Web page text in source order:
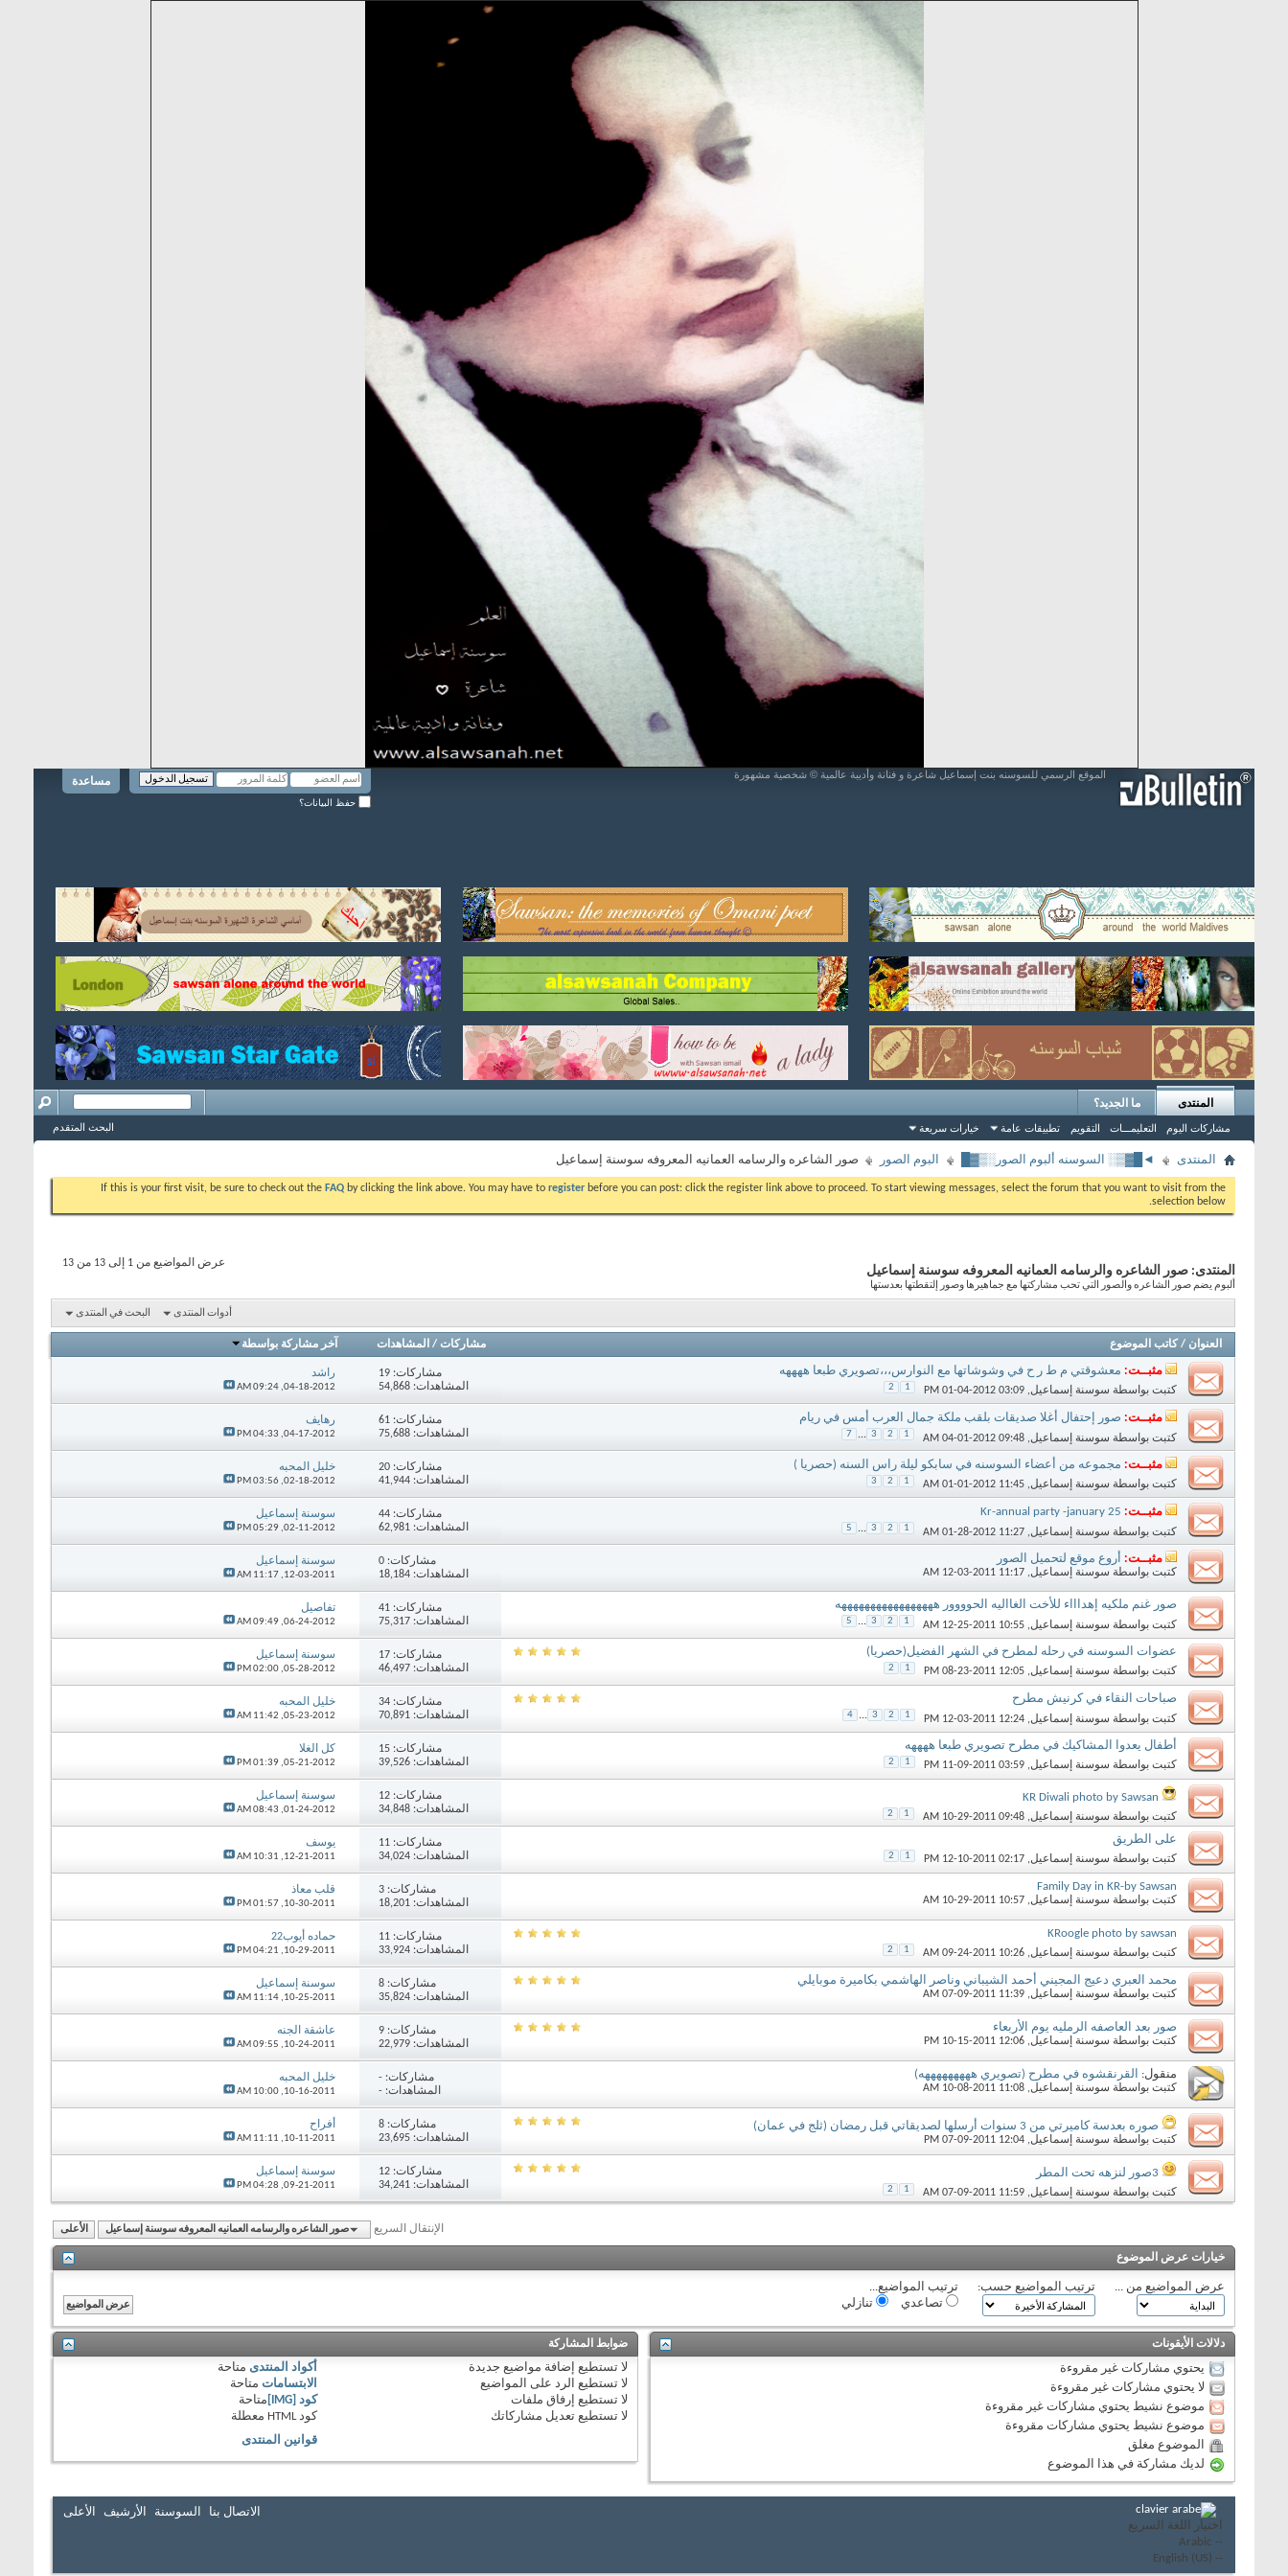
مساعدة
حفظ البيانات؟
الموقع الرسمي للسوسنه بنت إسماعيل شاعرة و فنانة وأديبة عالمية © شخصية مشهورة
المنتدى
مشاركات اليوم التعليمـــات التقويم تطبيقات عامة خيارات سريعة
ما الجديد؟
البحث المتقدم
المنتدى ◄█▓▒░ السوسنه ألبوم الصور░▒▓█ البوم الصور صور الشاعره والرسامه العمانيه المعروفه سوسنة إسماعيل
If this is your first visit, be sure to check out the FAQ by clicking the link above. You may have to register before you can post: click the register link above to proceed. To start viewing messages, select the forum that you want to visit from the
selection below.
عرض المواضيع من 1 إلى 13 من 13
المنتدى: صور الشاعره والرسامه العمانيه المعروفه سوسنة إسماعيل
ألبوم يضم صور الشاعره والصور التي تحب مشاركتها مع جماهيرها وصور إلتقطتها بعدستها
أدوات المنتدى البحث في المنتدى
العنوان / كاتب الموضوع مشاركات / المشاهدات آخر مشاركة بواسطة
مثبــت: معشوقتي م ط ر ح في وشوشاتها مع النوارس،،،تصويري طبعا ههههه
كتبت بواسطة سوسنة إسماعيل‏, 01-04-2012 03:09 PM
1
2
مشاركات:19
المشاهدات: 54,868
راشد
04-18-2012,
09:24 AM
مثبــت: صور إحتفال أغلا صديقات بلقب ملكة جمال العرب أمس في ريام
كتبت بواسطة سوسنة إسماعيل‏, 04-01-2012 09:48 AM
1
2
3
...
7
مشاركات:61
المشاهدات: 75,688
رهايف
04-17-2012,
04:33 PM
مثبــت: مجموعه من أعضاء السوسنه في سابكو ليلة راس السنه (حصريا )
كتبت بواسطة سوسنة إسماعيل‏, 01-01-2012 11:45 AM
1
2
3
مشاركات:20
المشاهدات: 41,944
خليل المحبه
02-18-2012,
03:56 PM
مثبــت: Kr-annual party -january 25
كتبت بواسطة سوسنة إسماعيل‏, 01-28-2012 11:27 AM
1
2
3
...
5
مشاركات:44
المشاهدات: 62,981
سوسنة إسماعيل
02-11-2012,
05:29 PM
مثبــت: أروع موقع لتحميل الصور
كتبت بواسطة سوسنة إسماعيل‏, 12-03-2011 11:17 AM
مشاركات:0
المشاهدات: 18,184
سوسنة إسماعيل
12-03-2011,
11:17 AM
صور غنم ملكيه إهداااء للأخت الغااليه الحوووور هههههههههههههههههه
كتبت بواسطة سوسنة إسماعيل‏, 12-25-2011 10:55 AM
1
2
3
...
5
مشاركات:41
المشاهدات: 75,317
تفاصيل
06-24-2012,
09:49 AM
عضوات السوسنه في رحله لمطرح في الشهر الفضيل(حصريا)
كتبت بواسطة سوسنة إسماعيل‏, 08-23-2011 12:05 PM
1
2
مشاركات:17
المشاهدات: 46,497
سوسنة إسماعيل
05-28-2012,
02:00 PM
صباحات النقاء في كرنيش مطرح
كتبت بواسطة سوسنة إسماعيل‏, 12-03-2011 12:24 PM
1
2
3
...
4
مشاركات:34
المشاهدات: 70,891
خليل المحبه
05-23-2012,
11:42 AM
أطفال يعدوا المشاكيك في مطرح تصويري طبعا ههههه
كتبت بواسطة سوسنة إسماعيل‏, 11-09-2011 03:59 PM
1
2
مشاركات:15
المشاهدات: 39,526
كل الغلا
05-21-2012,
01:39 PM
KR Diwali photo by Sawsan
كتبت بواسطة سوسنة إسماعيل‏, 10-29-2011 09:48 AM
1
2
مشاركات:12
المشاهدات: 34,848
سوسنة إسماعيل
01-24-2012,
08:43 AM
على الطريق
كتبت بواسطة سوسنة إسماعيل‏, 12-10-2011 02:17 PM
1
2
مشاركات:11
المشاهدات: 34,024
يوسف
12-21-2011,
10:31 AM
Family Day in KR-by Sawsan
كتبت بواسطة سوسنة إسماعيل‏, 10-29-2011 10:57 AM
مشاركات:3
المشاهدات: 18,201
قلب معاذ
10-30-2011,
01:57 PM
KRoogle photo by sawsan
كتبت بواسطة سوسنة إسماعيل‏, 09-24-2011 10:26 AM
1
2
مشاركات:11
المشاهدات: 33,924
حماده أيوب22
10-29-2011,
04:21 PM
محمد العبري دعيج المجيني أحمد الشيباني وناصر الهاشمي بكاميرة موبايلي
كتبت بواسطة سوسنة إسماعيل‏, 07-09-2011 11:39 AM
مشاركات:8
المشاهدات: 35,824
سوسنة إسماعيل
10-25-2011,
11:14 AM
صور بعد العاصفه الرمليه يوم الأربعاء
كتبت بواسطة سوسنة إسماعيل‏, 10-15-2011 12:06 PM
مشاركات:9
المشاهدات: 22,979
عاشقة الجنه
10-24-2011,
09:55 AM
منقول: القرنقشوه في مطرح (تصويري هههههههههه)
كتبت بواسطة سوسنة إسماعيل‏, 10-08-2011 11:08 AM
مشاركات:-
المشاهدات: -
خليل المحبه
10-16-2011,
10:00 AM
صوره بعدسة كاميرتي من 3 سنوات أرسلها لصديقاتي قبل رمضان (ثلج في عمان)
كتبت بواسطة سوسنة إسماعيل‏, 07-09-2011 12:04 PM
مشاركات:8
المشاهدات: 23,695
أفراح
10-11-2011,
11:11 AM
3صور لنزهه تحت المطر
كتبت بواسطة سوسنة إسماعيل‏, 07-09-2011 11:59 AM
1
2
مشاركات:12
المشاهدات: 34,241
سوسنة إسماعيل
09-21-2011,
04:28 PM
الإنتقال السريع صور الشاعره والرسامه العمانيه المعروفه سوسنة إسماعيل الأعلى
خيارات عرض الموضوع
عرض المواضيع من ... ترتيب المواضيع حسب:
ترتيب المواضيع...
تصاعدي
تنازلي
دلالات الأيقونات
يحتوي مشاركات غير مقروءة
لا يحتوي مشاركات غير مقروءة
موضوع نشيط يحتوي مشاركات غير مقروءة
موضوع نشيط يحتوي مشاركات مقروءة
الموضوع مغلق
لديك مشاركة في هذا الموضوع
ضوابط المشاركة
لا تستطيع إضافة مواضيع جديدة
لا تستطيع الرد على المواضيع
لا تستطيع إرفاق ملفات
لا تستطيع تعديل مشاركاتك
أكواد المنتدى متاحة
الابتسامات متاحة
كود [IMG]
متاحة
كود HTML
معطلة
قوانين المنتدى
الاتصال بنا السوسنة الأرشيف الأعلى